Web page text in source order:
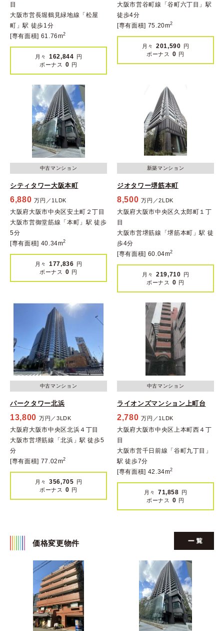
目
大阪市営長堀鶴見緑地線「松屋
町」駅 徒歩1分
[専有面積] 61.76m2
月々 162,844 円
ボーナス
0 円
大阪市営谷町線「谷町六丁目」駅
徒歩4分
[専有面積] 75.20m2
月々 201,590 円
ボーナス
0 円
中古マンション
シティタワー大阪本町
6,880 万円／1LDK
大阪府大阪市中央区安土町２丁目
大阪市営御堂筋線「本町」駅 徒歩
5分
[専有面積] 40.34m2
月々 177,836 円
ボーナス
0 円
新築マンション
ジオタワー堺筋本町
8,500 万円／2LDK
大阪府大阪市中央区久太郎町１丁
目
大阪市営堺筋線「堺筋本町」駅 徒
歩4分
[専有面積] 60.04m2
月々 219,710 円
ボーナス
0 円
中古マンション
パークタワー北浜
13,800 万円／3LDK
大阪府大阪市中央区北浜４丁目
大阪市営堺筋線「北浜」駅 徒歩5
分
[専有面積] 77.02m2
月々 356,705 円
ボーナス
0 円
中古マンション
ライオンズマンション上町台
2,780 万円／1LDK
大阪府大阪市中央区上本町西４丁
目
大阪市営千日前線「谷町九丁目」
駅 徒歩7分
[専有面積] 42.34m2
月々 71,858 円
ボーナス
0 円
価格変更物件